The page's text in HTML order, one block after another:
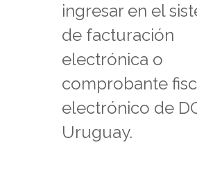
ingresar en el
de facturación
electrónica o
comprobante
electrónico de
Uruguay.